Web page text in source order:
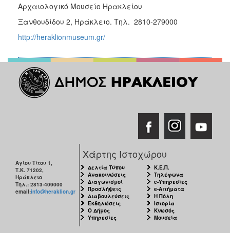
Αρχαιολογικό Μουσείο Ηρακλείου
Ξανθουδίδου 2, Ηράκλειο. Τηλ. 2810-279000
http://heraklionmuseum.gr/
Αγίου Τίτου 1,
Τ.Κ. 71202,
Ηράκλειο
Τηλ.: 2813-409000
email:info@heraklion.gr
Χάρτης Ιστοχώρου
Δελτία Τύπου
Ανακοινώσεις
Διαγωνισμοί
Προσλήψεις
Διαβουλεύσεις
Εκδηλώσεις
Ο Δήμος
Υπηρεσίες
Κ.Ε.Π.
Τηλέφωνα
e-Υπηρεσίες
e-Αιτήματα
Η Πόλη
Ιστορία
Κνωσός
Μουσεία